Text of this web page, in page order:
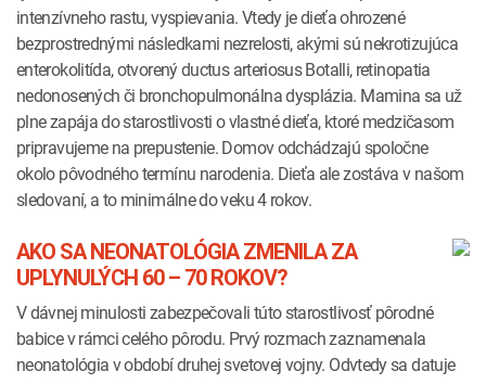
intenzívneho rastu, vyspievania. Vtedy je dieťa ohrozené
bezprostrednými následkami nezrelosti, akými sú nekrotizujúca
enterokolitída, otvorený ductus arteriosus Botalli, retinopatia
nedonosených či bronchopulmonálna dysplázia. Mamina sa už
plne zapája do starostlivosti o vlastné dieťa, ktoré medzičasom
pripravujeme na prepustenie. Domov odchádzajú spoločne
okolo pôvodného termínu narodenia. Dieťa ale zostáva v našom
sledovaní, a to minimálne do veku 4 rokov.
AKO SA NEONATOLÓGIA ZMENILA ZA
UPLYNULÝCH 60 – 70 ROKOV?
V dávnej minulosti zabezpečovali túto starostlivosť pôrodné
babice v rámci celého pôrodu. Prvý rozmach zaznamenala
neonatológia v období druhej svetovej vojny. Odvtedy sa datuje